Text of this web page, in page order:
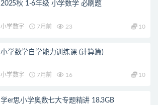
2025秋 1-6年级 小学数学 必刷题
小学数字 7月前 23 10
小学数学自学能力训练课 (计算篇)
小学数字 7月前 16 10
学er思小学奥数七大专题精讲 18.3GB